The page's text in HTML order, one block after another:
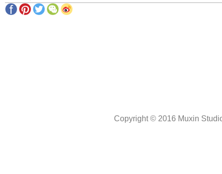
Copyright © 2016 Muxin